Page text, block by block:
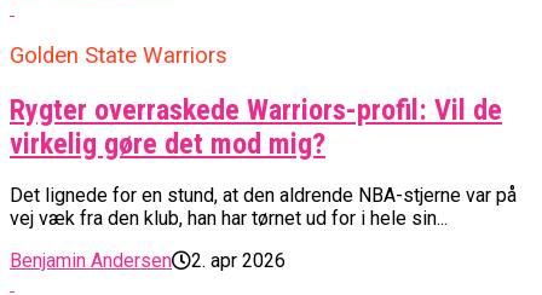
Golden State Warriors
Rygter overraskede Warriors-profil: Vil de
virkelig gøre det mod mig?
Det lignede for en stund, at den aldrende NBA-stjerne var på
vej væk fra den klub, han har tørnet ud for i hele sin...
Benjamin Andersen
2. apr 2026